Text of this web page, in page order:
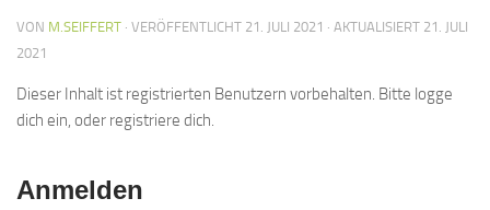
VON M.SEIFFERT · VERÖFFENTLICHT 21. JULI 2021 · AKTUALISIERT 21. JULI
2021
Dieser Inhalt ist registrierten Benutzern vorbehalten. Bitte logge
dich ein, oder registriere dich.
Anmelden